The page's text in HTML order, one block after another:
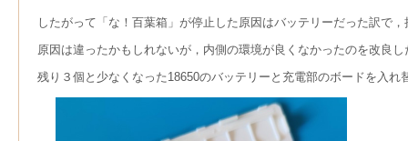
したがって「な！百葉箱」が停止した原因はバッテリーだった訳で
原因は違ったかもしれないが，内側の環境が良くなかったのを改良
残り３個と少なくなった18650のバッテリーと充電部のボードを入れ